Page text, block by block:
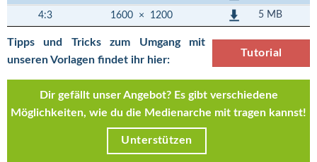
4:3 1600 × 1200 5 MB
Tipps und Tricks zum Umgang mit
unseren Vorlagen findet ihr hier:
Tutorial
Dir gefällt unser Angebot? Es gibt verschiedene
Möglichkeiten, wie du die Medienarche mit tragen kannst!
Unterstützen